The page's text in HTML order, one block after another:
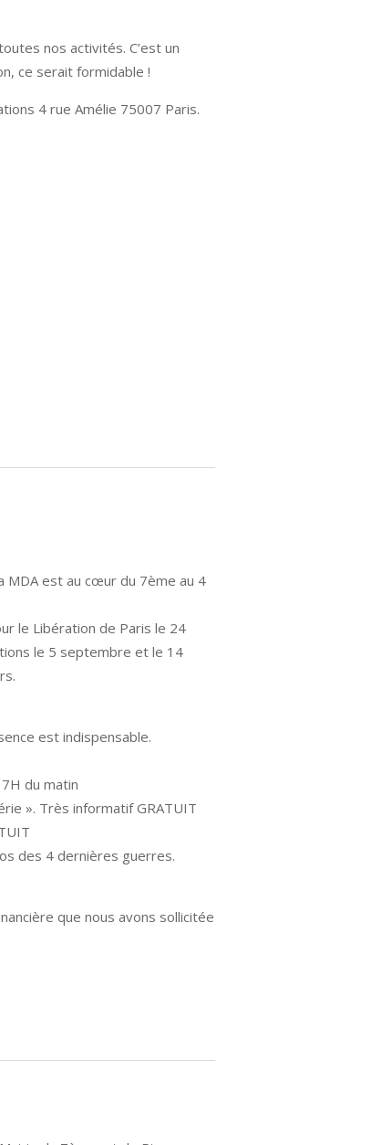
nos activités. C’est un
ce serait formidable !
4 rue Amélie 75007 Paris.
MDA est au cœur du 7ème au 4
le Libération de Paris le 24
le 5 septembre et le 14
est indispensable.
du matin
». Très informatif GRATUIT
des 4 dernières guerres.
que nous avons sollicitée